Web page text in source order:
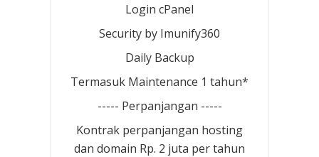
Login cPanel
Security by Imunify360
Daily Backup
Termasuk Maintenance 1 tahun*
----- Perpanjangan -----
Kontrak perpanjangan hosting
dan domain Rp. 2 juta per tahun